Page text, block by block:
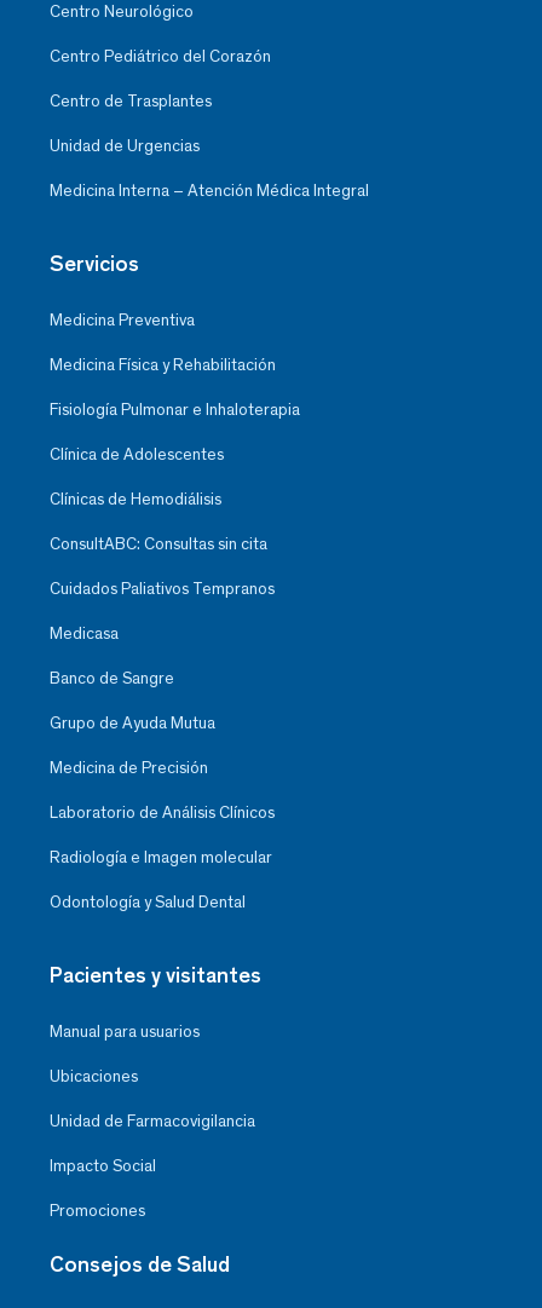
Centro Neurológico
Centro Pediátrico del Corazón
Centro de Trasplantes
Unidad de Urgencias
Medicina Interna – Atención Médica Integral
Servicios
Medicina Preventiva
Medicina Física y Rehabilitación
Fisiología Pulmonar e Inhaloterapia
Clínica de Adolescentes
Clínicas de Hemodiálisis
ConsultABC: Consultas sin cita
Cuidados Paliativos Tempranos
Medicasa
Banco de Sangre
Grupo de Ayuda Mutua
Medicina de Precisión
Laboratorio de Análisis Clínicos
Radiología e Imagen molecular
Odontología y Salud Dental
Pacientes y visitantes
Manual para usuarios
Ubicaciones
Unidad de Farmacovigilancia
Impacto Social
Promociones
Consejos de Salud